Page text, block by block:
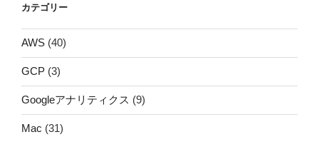
カテゴリー
AWS (40)
GCP (3)
Googleアナリティクス (9)
Mac (31)